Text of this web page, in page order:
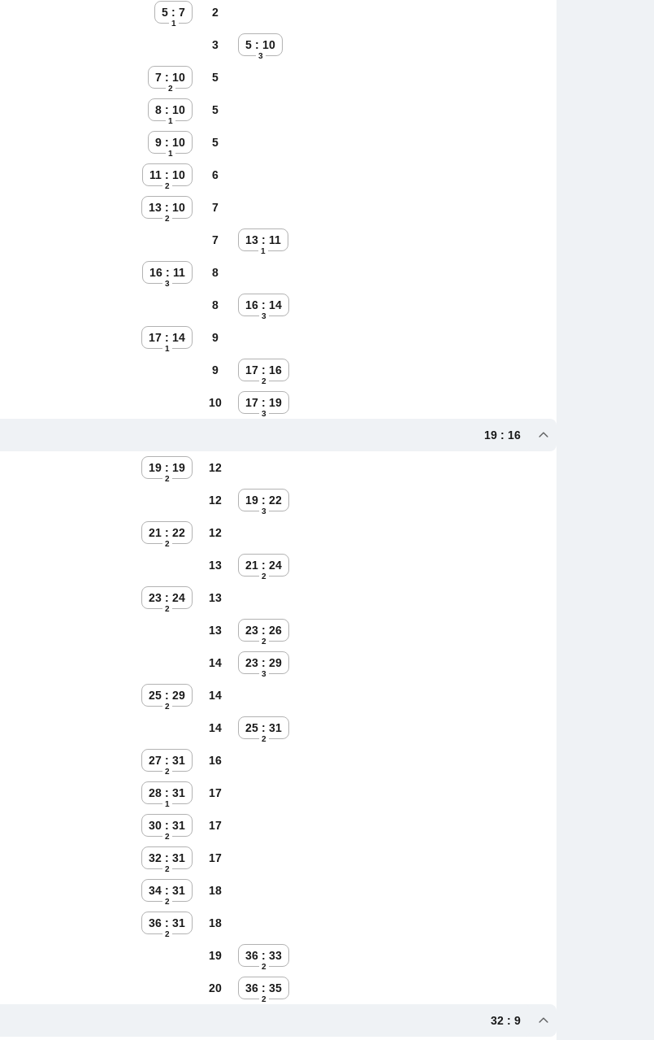
5 : 7
1
2
5 : 10
3
3
7 : 10
2
5
8 : 10
1
5
9 : 10
1
5
11 : 10
2
6
13 : 10
2
7
13 : 11
1
7
16 : 11
3
8
16 : 14
3
8
17 : 14
1
9
17 : 16
2
9
17 : 19
3
10
19 : 16
19 : 19
2
12
19 : 22
3
12
21 : 22
2
12
21 : 24
2
13
23 : 24
2
13
23 : 26
2
13
23 : 29
3
14
25 : 29
2
14
25 : 31
2
14
27 : 31
2
16
28 : 31
1
17
30 : 31
2
17
32 : 31
2
17
34 : 31
2
18
36 : 31
2
18
36 : 33
2
19
36 : 35
2
20
32 : 9